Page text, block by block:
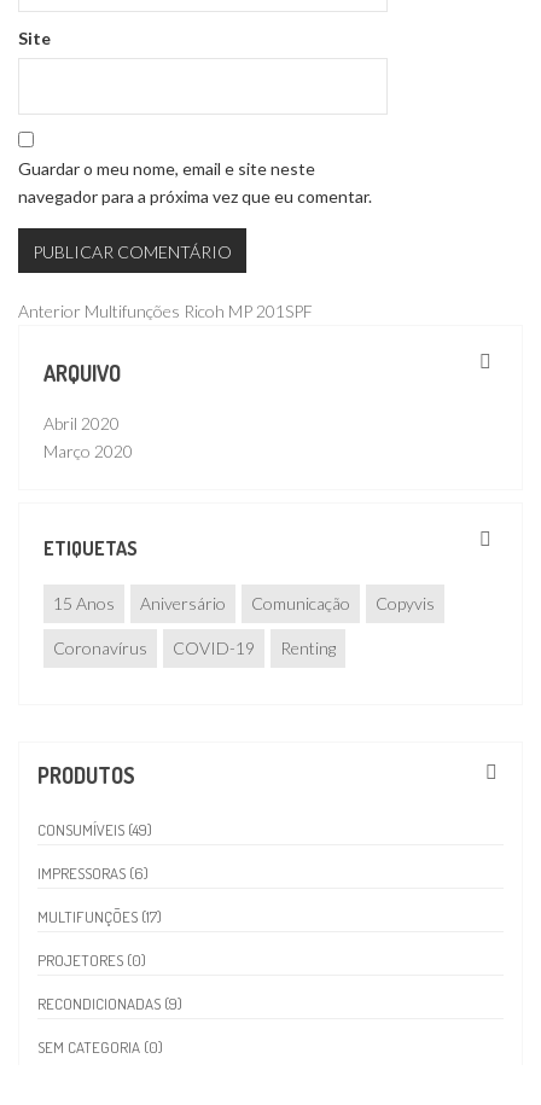
Site
Guardar o meu nome, email e site neste
navegador para a próxima vez que eu comentar.
Navegação
de
artigos
Publicação
Anterior Multifunções Ricoh MP 201SPF
ARQUIVO
Abril 2020
Março 2020
ETIQUETAS
15 Anos Aniversário Comunicação Copyvis
Coronavírus COVID-19 Renting
PRODUTOS
CONSUMÍVEIS (49)
IMPRESSORAS (6)
MULTIFUNÇÕES (17)
PROJETORES (0)
RECONDICIONADAS (9)
SEM CATEGORIA (0)